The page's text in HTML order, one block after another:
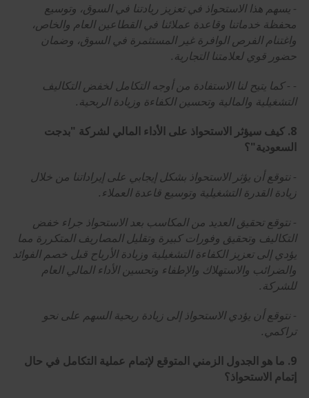
- يسهم هذا الاستحواذ في تعزيز ريادتنا في السوق، وتوسيع
محفظة خدماتنا وقاعدة عملائنا في القطاعين العام والخاص،
واغتنام الفرص الوافرة غير المستثمرة في السوق، وضمان
حضور قوي لعلامتنا التجارية.
- - كما يتيح لنا الاستفادة من أوجه التكامل لخفض التكاليف
التشغيلية والمالية وتحسين الكفاءة وزيادة الربحية.
8. كيف سيؤثر الاستحواذ على الأداء المالي لشركة "بدجت
السعودية"؟
- نتوقع أن يؤثر الاستحواذ بشكل إيجابي على إيراداتنا من خلال
زيادة القدرة التشغيلية وتوسيع قاعدة العملاء.
- نتوقع تحقيق العديد من المكاسب بعد الاستحواذ جراء خفض
التكاليف وتحقيق وفورات كبيرة وتقليل المصاريف المتكررة مما
يؤدي إلى تعزيز الكفاءة التشغيلية وزيادة الأرباح قبل خصم الفوائد
والضرائب والاستهلاك والإطفاء وتحسين الأداء المالي العام
للشركة.
- نتوقع أن يؤدي الاستحواذ إلى زيادة ربحية السهم على نحو
تراكمي.
9. ما هو الجدول الزمني المتوقع لإتمام عملية التكامل في حال
إتمام الاستحواذ؟